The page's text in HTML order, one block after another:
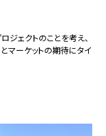
ェクトのことを考え、
マーケットの期待にタイ